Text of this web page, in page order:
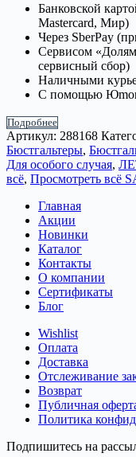
Банковской
Mastercard, Мир)
Через SberPay
Сервисом
сервисный сбор)
Наличными
С помощью
Подробнее
Артикул: 288168
Бюстгальтеры,
Для особого случая,
всё, Просмотреть всё
Главная
Акции
Новинки
Каталог
Контакты
О компании
Сертификаты
Блог
Wishlist
Оплата
Доставка
Отслеживание
Возврат
Публичная
Политика
Подпишитесь на